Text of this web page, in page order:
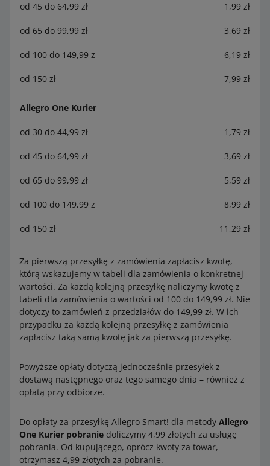
od 45 do 64,99 zł 1,99 zł
od 65 do 99,99 zł 3,69 zł
od 100 do 149,99 z 6,19 zł
od 150 zł 7,99 zł
Allegro One Kurier
od 30 do 44,99 zł 1,79 zł
od 45 do 64,99 zł 3,69 zł
od 65 do 99,99 zł 5,59 zł
od 100 do 149,99 z 8,99 zł
od 150 zł 11,29 zł
Za pierwszą przesyłkę z zamówienia zapłacisz kwotę,
którą wskazujemy w tabeli dla zamówienia o konkretnej
wartości. Za każdą kolejną przesyłkę naliczymy kwotę z
tabeli dla zamówienia o wartości od 100 do 149,99 zł. Nie
dotyczy to zamówień z przedziałów do 149,99 zł. W ich
przypadku za każdą kolejną przesyłkę z zamówienia
zapłacisz taką samą kwotę jak za pierwszą przesyłkę.
Powyższe opłaty dotyczą jednocześnie przesyłek z
dostawą następnego oraz tego samego dnia – również z
opłatą przy odbiorze.
Do opłaty za przesyłkę Allegro Smart! dla metody Allegro
One Kurier pobranie doliczymy 4,99 złotych za usługę
pobrania. Od kupującego, oprócz kwoty za towar,
otrzymasz 4,99 złotych za pobranie.